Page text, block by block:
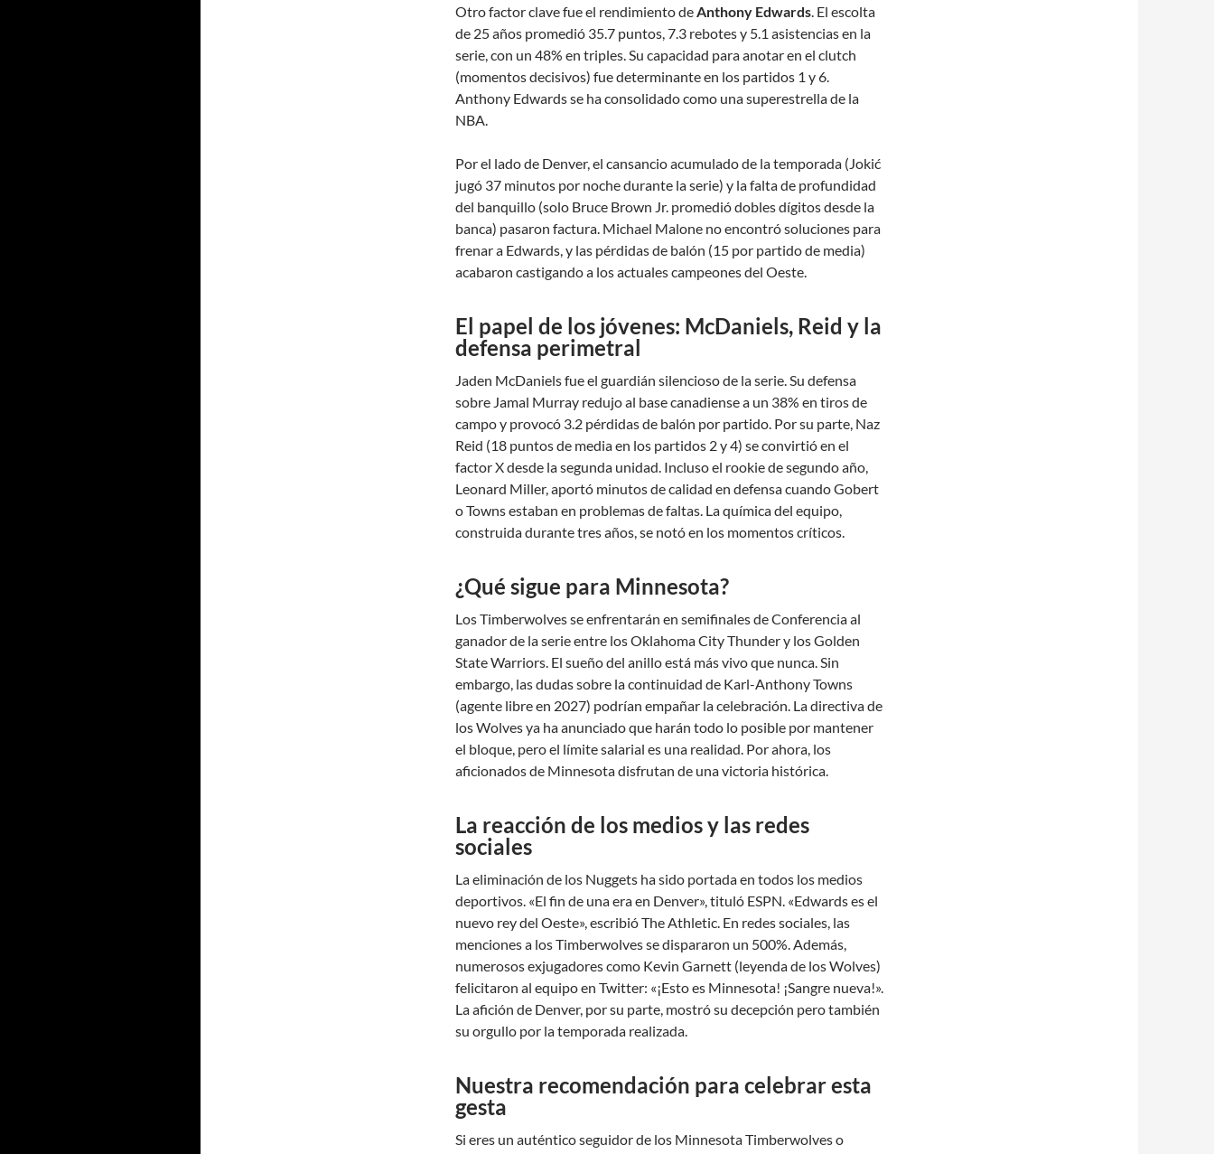
Otro factor clave fue el rendimiento de Anthony Edwards . El escolta
de 25 años promedió 35.7 puntos, 7.3 rebotes y 5.1 asistencias en la
serie, con un 48% en triples. Su capacidad para anotar en el clutch
(momentos decisivos) fue determinante en los partidos 1 y 6.
Anthony Edwards se ha consolidado como una superestrella de la
NBA.
Por el lado de Denver, el cansancio acumulado de la temporada (Jokić
jugó 37 minutos por noche durante la serie) y la falta de profundidad
del banquillo (solo Bruce Brown Jr. promedió dobles dígitos desde la
banca) pasaron factura. Michael Malone no encontró soluciones para
frenar a Edwards, y las pérdidas de balón (15 por partido de media)
acabaron castigando a los actuales campeones del Oeste.
El papel de los jóvenes: McDaniels, Reid y la
defensa perimetral
Jaden McDaniels fue el guardián silencioso de la serie. Su defensa
sobre Jamal Murray redujo al base canadiense a un 38% en tiros de
campo y provocó 3.2 pérdidas de balón por partido. Por su parte, Naz
Reid (18 puntos de media en los partidos 2 y 4) se convirtió en el
factor X desde la segunda unidad. Incluso el rookie de segundo año,
Leonard Miller, aportó minutos de calidad en defensa cuando Gobert
o Towns estaban en problemas de faltas. La química del equipo,
construida durante tres años, se notó en los momentos críticos.
¿Qué sigue para Minnesota?
Los Timberwolves se enfrentarán en semifinales de Conferencia al
ganador de la serie entre los Oklahoma City Thunder y los Golden
State Warriors. El sueño del anillo está más vivo que nunca. Sin
embargo, las dudas sobre la continuidad de Karl-Anthony Towns
(agente libre en 2027) podrían empañar la celebración. La directiva de
los Wolves ya ha anunciado que harán todo lo posible por mantener
el bloque, pero el límite salarial es una realidad. Por ahora, los
aficionados de Minnesota disfrutan de una victoria histórica.
La reacción de los medios y las redes
sociales
La eliminación de los Nuggets ha sido portada en todos los medios
deportivos. «El fin de una era en Denver», tituló ESPN. «Edwards es el
nuevo rey del Oeste», escribió The Athletic. En redes sociales, las
menciones a los Timberwolves se dispararon un 500%. Además,
numerosos exjugadores como Kevin Garnett (leyenda de los Wolves)
felicitaron al equipo en Twitter: «¡Esto es Minnesota! ¡Sangre nueva!».
La afición de Denver, por su parte, mostró su decepción pero también
su orgullo por la temporada realizada.
Nuestra recomendación para celebrar esta
gesta
Si eres un auténtico seguidor de los Minnesota Timberwolves o